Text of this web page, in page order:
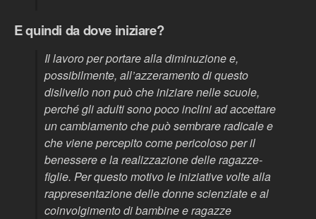
E quindi da dove iniziare?
Il lavoro per portare alla diminuzione e,
possibilmente, all’azzeramento di questo
dislivello non può che iniziare nelle scuole,
perché gli adulti sono poco inclini ad accettare
un cambiamento che può sembrare radicale e
che viene percepito come pericoloso per il
benessere e la realizzazione delle ragazze-
figlie. Per questo motivo le iniziative volte alla
rappresentazione delle donne scienziate e al
coinvolgimento di bambine e ragazze